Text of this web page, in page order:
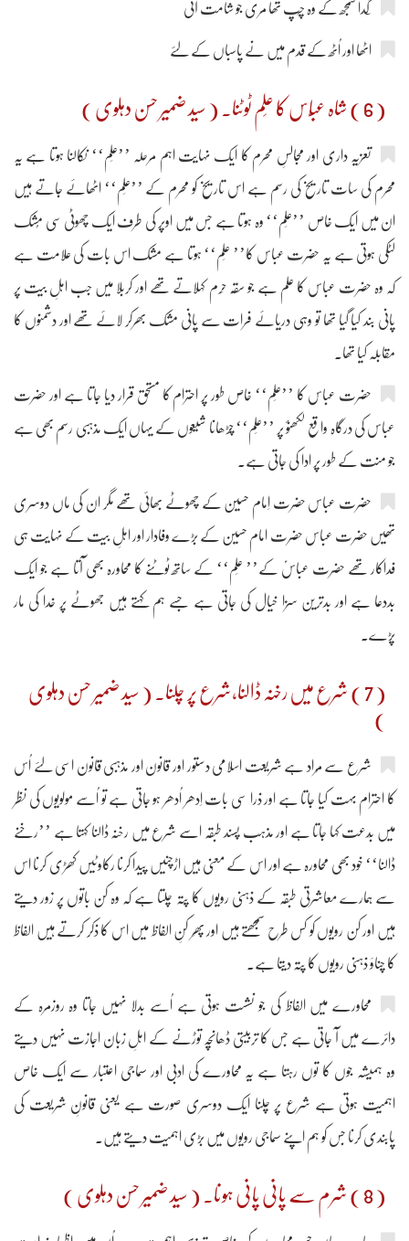
اٹھا اور اُٹھ کے قدم میں نے پاسباں کے لئے
( 6 ) شاہ عبَّاس کا عَلم ٹوٹنا۔ ( سید ضمیر حسن دہلوی )
تعزیہ داری اور مجالسِ محرم کا ایک نہایت اہم مرحلہ ’’عَلم‘‘ نکالنا ہوتا ہے یہ
محرم کی سات تاریخ کی رسم ہے اس تاریخ کو محرم کے ’’عَلم‘‘ اٹھائے جاتے ہیں
ان میں ایک خاص ’’عَلم‘‘ وہ ہوتا ہے جس میں اوپر کی طرف ایک چھوٹی سی مُشک
لٹکی ہوتی ہے یہ حضرت عباس کا’’ عَلم‘‘ ہوتا ہے مشک اس بات کی علامت ہے
کہ وہ حضرت عباس کا علم ہے جو سقّہ حَرم کہلاتے تھے اور کربلا میں جب اہلِ بیت پر
پانی بند کیا گیا تھا تو وہی دریائے فرات سے پانی مشک بھرکر لائے تھے اور دشمنوں کا
مقابلہ کیا تھا۔
حضرت عباس کا ’’عَلم‘‘ خاص طور پر احترام کا مستحق قرار دیا جاتا ہے اور حضرت
عباس کی درگاہ واقع لکھنؤ پر ’’عَلم‘‘ چڑھانا شیعوں کے یہاں ایک مذہبی رسم بھی ہے
جو منت کے طور پر ادا کی جاتی ہے۔
حضرت عباس حضرت اِمام حسین کے چھوٹے بھائی تھے مگر ان کی ماں دوسری
تھیں حضرت عباس حضرت امام حسین کے بڑے وفادار اور اہلِ بیت کے نہایت ہی
فداکار تھے حضرت عباسؑ کے’’ عَلم‘‘ کے ساتھ ٹوٹنے کا محاورہ بھی آتا ہے جو ایک
بددعا ہے اور بدترین سزا خیال کی جاتی ہے جسے ہم کہتے ہیں جھوٹے پر خدا کی مار
پڑے۔
( 7 ) شرع میں رخنہ ڈالنا،شرع پر چلنا۔ ( سید ضمیر حسن دہلوی
)
شرع سے مُراد ہے شریعت اسلامی دستور اور قانون اور مذہبی قانون اسی لئے اُس
کا احترام بہت کیا جاتا ہے اور ذرا سی بات اِدھر اُدھر ہو جاتی ہے تو اُسے مولویوں کی نظر
میں بِدعت کہا جاتا ہے اور مذہب پسند طبقہ اسے شرع میں رخنہ ڈالنا کہتا ہے ’’رخنے
ڈالنا‘‘ خود بھی محاورہ ہے اور اس کے معنی ہیں اڑچنیں پیدا کرنا رکاوٹیں کھڑی کرنا اس
سے ہمارے معاشرتی طبقہ کے ذہنی رویوں کا پتہ چلتا ہے کہ وہ کن باتوں پر زور دیتے
ہیں اور کن رویوں کو کس طرح سمجھتے ہیں اور پھِر کنِ الفاظ میں اس کا ذکر کرتے ہیں الفاظ
کا چناؤ ذہنی رویوں کا پتہ دیتا ہے۔
محاورے میں الفاظ کی جو نشست ہوتی ہے اُسے بدلا نہیں جاتا وہ روزمرہ کے
دائرے میں آ جاتی ہے جس کا تربیتی ڈھانچہ توڑنے کے اہلِ زبان اجازت نہیں دیتے
وہ ہمیشہ جوں کا توں رہتا ہے یہ محاورے کی ادبی اور سماجی اعتبار سے ایک خاص
اہمیت ہوتی ہے شرع پر چلنا ایک دوسری صورت ہے یعنی قانونِ شریعت کی
پابندی کرنا جس کو ہم اپنے سماجی رویوں میں بڑی اہمیت دیتے ہیں۔
( 8 ) شرم سے پانی پانی ہونا۔ ( سید ضمیر حسن دہلوی )